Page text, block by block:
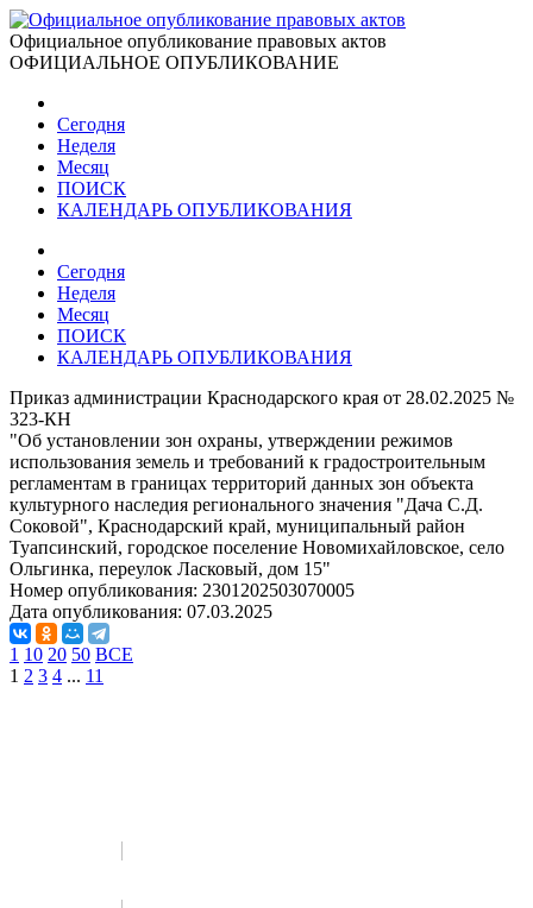
Официальное опубликование правовых актов
ОФИЦИАЛЬНОЕ ОПУБЛИКОВАНИЕ
Сегодня
Неделя
Месяц
ПОИСК
КАЛЕНДАРЬ ОПУБЛИКОВАНИЯ
Сегодня
Неделя
Месяц
ПОИСК
КАЛЕНДАРЬ ОПУБЛИКОВАНИЯ
Приказ администрации Краснодарского края от 28.02.2025 №
323-КН
"Об установлении зон охраны, утверждении режимов
использования земель и требований к градостроительным
регламентам в границах территорий данных зон объекта
культурного наследия регионального значения "Дача С.Д.
Соковой", Краснодарский край, муниципальный район
Туапсинский, городское поселение Новомихайловское, село
Ольгинка, переулок Ласковый, дом 15"
Номер опубликования: 2301202503070005
Дата опубликования: 07.03.2025
1 10 20 50 ВСЕ
1 2 3 4 ... 11